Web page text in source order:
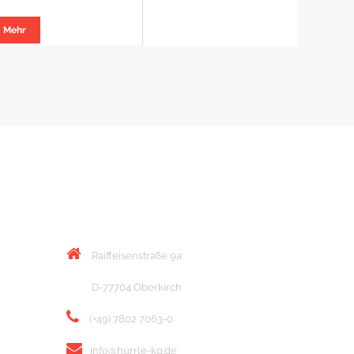
Mehr
Raiffeisenstraße 9a
D-77704 Oberkirch
(+49) 7802 7063-0
info@hurrle-kg.de